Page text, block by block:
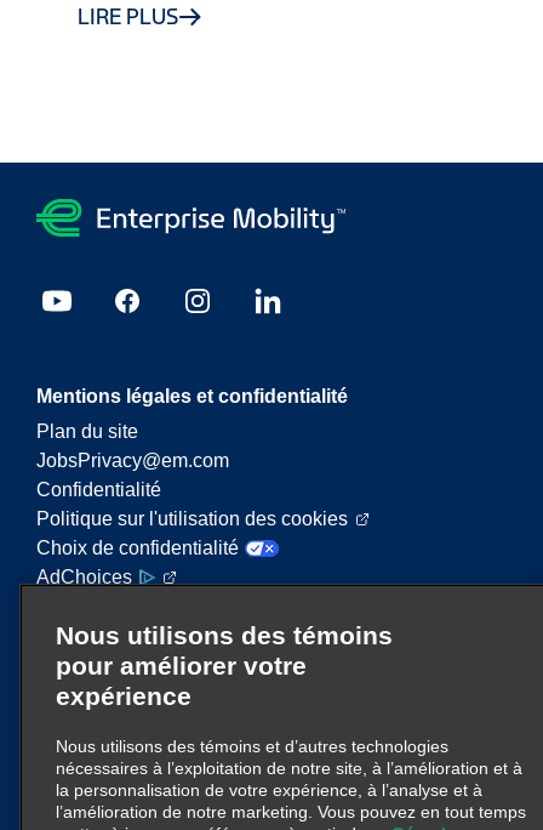
LIRE PLUS
Mentions légales et confidentialité
Plan du site
JobsPrivacy@em.com
Confidentialité
Politique sur l'utilisation des cookies
Choix de confidentialité
AdChoices
Enterprise Mobility est un important fournisseur de
services de mobilité. Sur ce site Web, le terme «
Enterprise Mobility » fait référence à des entités
Enterprise Mobility, et de l’information concernant
de nombreuses entités est transmise. Ces
références ne visent pas à transmettre ni à
Nous utilisons des témoins
pour améliorer votre
expérience
Nous utilisons des témoins et d’autres technologies
nécessaires à l’exploitation de notre site, à l’amélioration et à
la personnalisation de votre expérience, à l’analyse et à
l’amélioration de notre marketing. Vous pouvez en tout temps